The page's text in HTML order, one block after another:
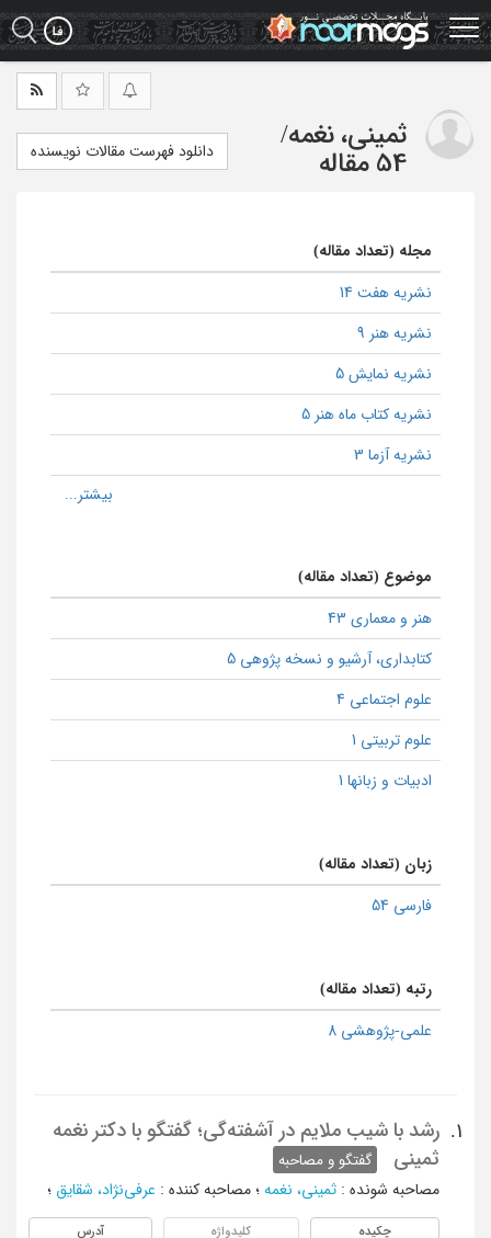
Skip
to
main
ثمینی، نغمه/
54 مقاله
دانلود فهرست مقالات نویسنده
مجله (تعداد مقاله)
نشریه هفت 14
نشریه هنر 9
نشریه نمایش 5
نشریه کتاب ماه هنر 5
نشریه آزما 3
موضوع (تعداد مقاله)
هنر و معماری 43
كتابداری، آرشیو و نسخه پژوهی 5
علوم اجتماعی 4
علوم تربیتی 1
ادبیات و زبانها 1
زبان (تعداد مقاله)
فارسی 54
رتبه (تعداد مقاله)
علمی-پژوهشی 8
1.
رشد با شیب ملایم در آشفته‌گی؛ گفتگو با دکتر نغمه
ثمینی
گفتگو و مصاحبه
مصاحبه شونده : ثمینی، نغمه ؛ مصاحبه کننده : عرفی‌نژاد، شقایق ؛
چکیده کلیدواژه آدرس